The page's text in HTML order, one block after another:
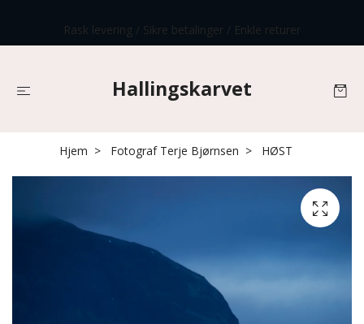
Rask levering / Sikre betalinger / Enkle returer
Hallingskarvet
Hjem Fotograf Terje Bjørnsen HØST